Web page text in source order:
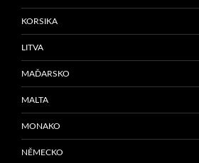
KORSIKA
LITVA
MAĎARSKO
MALTA
MONAKO
NĚMECKO